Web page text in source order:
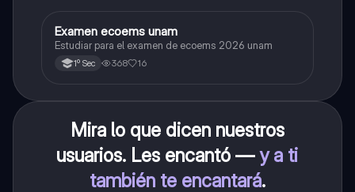
Español
Examen ecoems unam
Estudiar para el examen de ecoems 2026 unam
1º Sec 368 16
Mira lo que dicen nuestros
usuarios. Les encantó —y a ti
también te encantará.